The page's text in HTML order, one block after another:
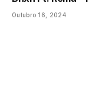
Outubro 16, 2024